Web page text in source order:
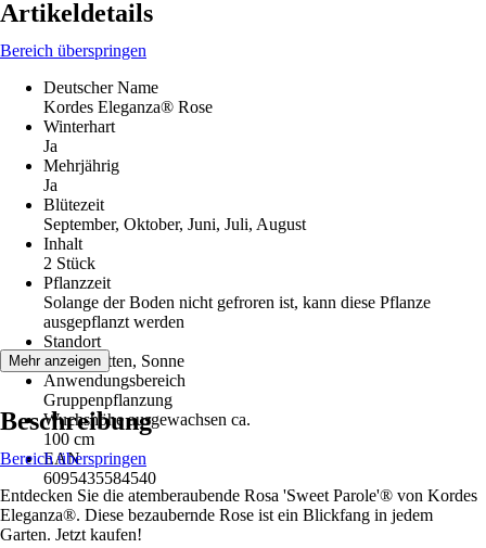
Artikeldetails
Bereich überspringen
Deutscher Name
Kordes Eleganza® Rose
Winterhart
Ja
Mehrjährig
Ja
Blütezeit
September, Oktober, Juni, Juli, August
Inhalt
2 Stück
Pflanzzeit
Solange der Boden nicht gefroren ist, kann diese Pflanze
ausgepflanzt werden
Standort
Halbschatten, Sonne
Anwendungsbereich
Gruppenpflanzung
Wuchshöhe ausgewachsen ca.
100 cm
EAN
6095435584540
Mehr anzeigen
Beschreibung
Bereich überspringen
Entdecken Sie die atemberaubende Rosa 'Sweet Parole'® von Kordes
Eleganza®. Diese bezaubernde Rose ist ein Blickfang in jedem
Garten. Jetzt kaufen!